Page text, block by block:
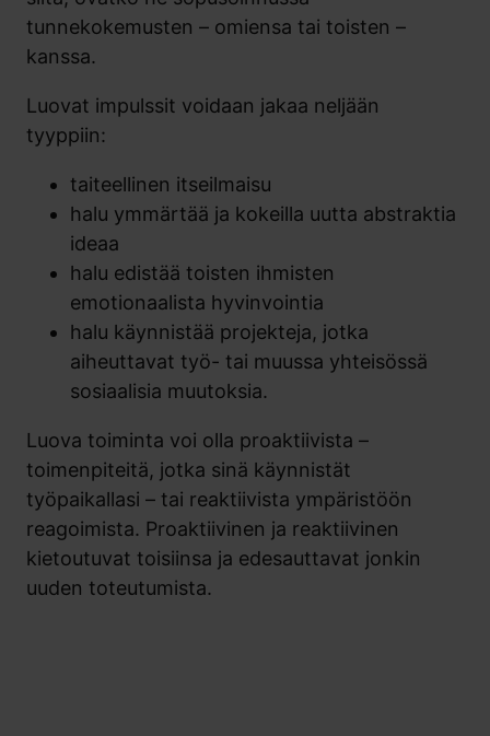
tunnekokemusten – omiensa tai toisten –
kanssa.
Luovat impulssit voidaan jakaa neljään
tyyppiin:
taiteellinen itseilmaisu
halu ymmärtää ja kokeilla uutta abstraktia
ideaa
halu edistää toisten ihmisten
emotionaalista hyvinvointia
halu käynnistää projekteja, jotka
aiheuttavat työ- tai muussa yhteisössä
sosiaalisia muutoksia.
Luova toiminta voi olla proaktiivista –
toimenpiteitä, jotka sinä käynnistät
työpaikallasi – tai reaktiivista ympäristöön
reagoimista. Proaktiivinen ja reaktiivinen
kietoutuvat toisiinsa ja edesauttavat jonkin
uuden toteutumista.